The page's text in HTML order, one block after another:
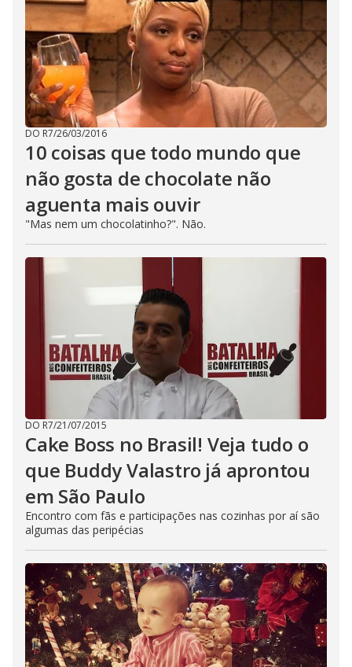
DO R7/26/03/2016
10 coisas que todo mundo que
não gosta de chocolate não
aguenta mais ouvir
"Mas nem um chocolatinho?". Não.
DO R7/21/07/2015
Cake Boss no Brasil! Veja tudo o
que Buddy Valastro já aprontou
em São Paulo
Encontro com fãs e participações nas cozinhas por aí são
algumas das peripécias